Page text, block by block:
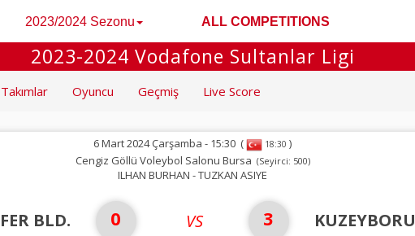
2023/2024 Sezonu ALL COMPETITIONS
2023-2024 Vodafone Sultanlar Ligi
Takımlar Oyuncu Geçmiş Live Score
6 Mart 2024 Çarşamba - 15:30 ( 18:30 )
Cengiz Göllü Voleybol Salonu Bursa (Seyirci: 500)
ILHAN BURHAN - TUZKAN ASIYE
BLD. 0 VS 3 KUZEYBORU